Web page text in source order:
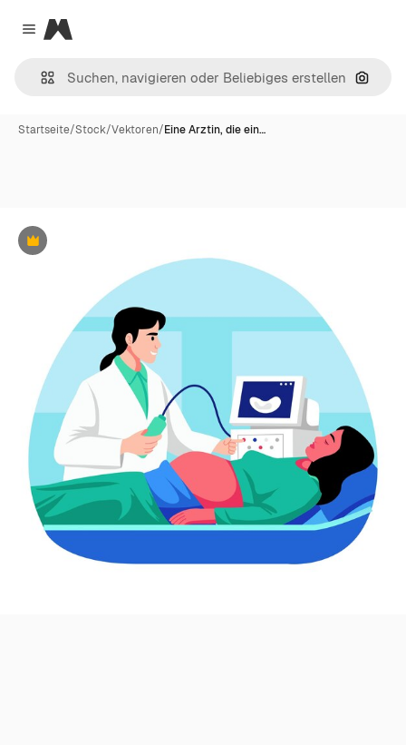
Close menu
Magnific
Nach
Startseite/Stock/Vektoren/Eine Arztin, die ein…
Premium